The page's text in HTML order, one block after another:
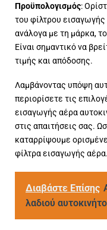
Προϋπολογισμός:
του φίλτρου
ανάλογα με τη μάρκα,
Είναι σημαντικό να
τιμής και απόδοσης.
Λαμβάνοντας υπόψη
περιορίσετε τις
εισαγωγής αέρα
στις απαιτήσεις σας.
καταρρίψουμε
φίλτρα εισαγωγής αέρα.
Διαβάστε Επίσης
λαδιού